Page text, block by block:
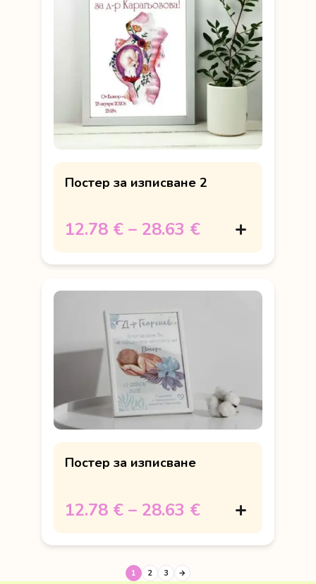
Постер за изписване 2
12.78 € – 28.63 €
Постер за изписване
12.78 € – 28.63 €
1 2 3 →